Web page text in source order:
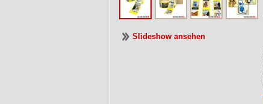
Slideshow ansehen